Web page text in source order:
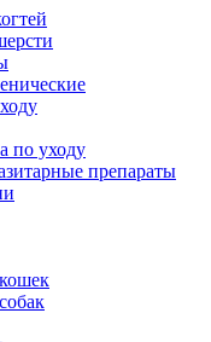
по уходу
препараты